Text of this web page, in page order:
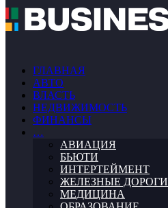
ГЛАВНАЯ
АВТО
ВЛАСТЬ
НЕДВИЖИМОСТЬ
ФИНАНСЫ
…
АВИАЦИЯ
БЬЮТИ
ИНТЕРТЕЙМЕНТ
ЖЕЛЕЗНЫЕ ДОРОГИ
МЕДИЦИНА